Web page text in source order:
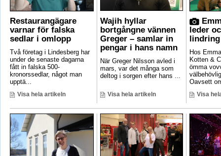
Restaurangägare
varnar för falska
sedlar i omlopp
Två företag i Lindesberg har
under de senaste dagarna
fått in falska 500-
kronorssedlar, något man
upptä...
Visa hela artikeln
Wajih hyllar
bortgångne vännen
Greger – samlar in
pengar i hans namn
När Greger Nilsson avled i
mars, var det många som
deltog i sorgen efter hans ...
Visa hela artikeln
leder
lindring
Hos
Kotten &
ömma
Oavsett
Visa